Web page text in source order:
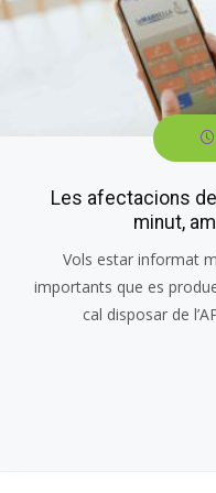
Les afectacions
minut,
Vols estar informat
importants que es
cal disposar de